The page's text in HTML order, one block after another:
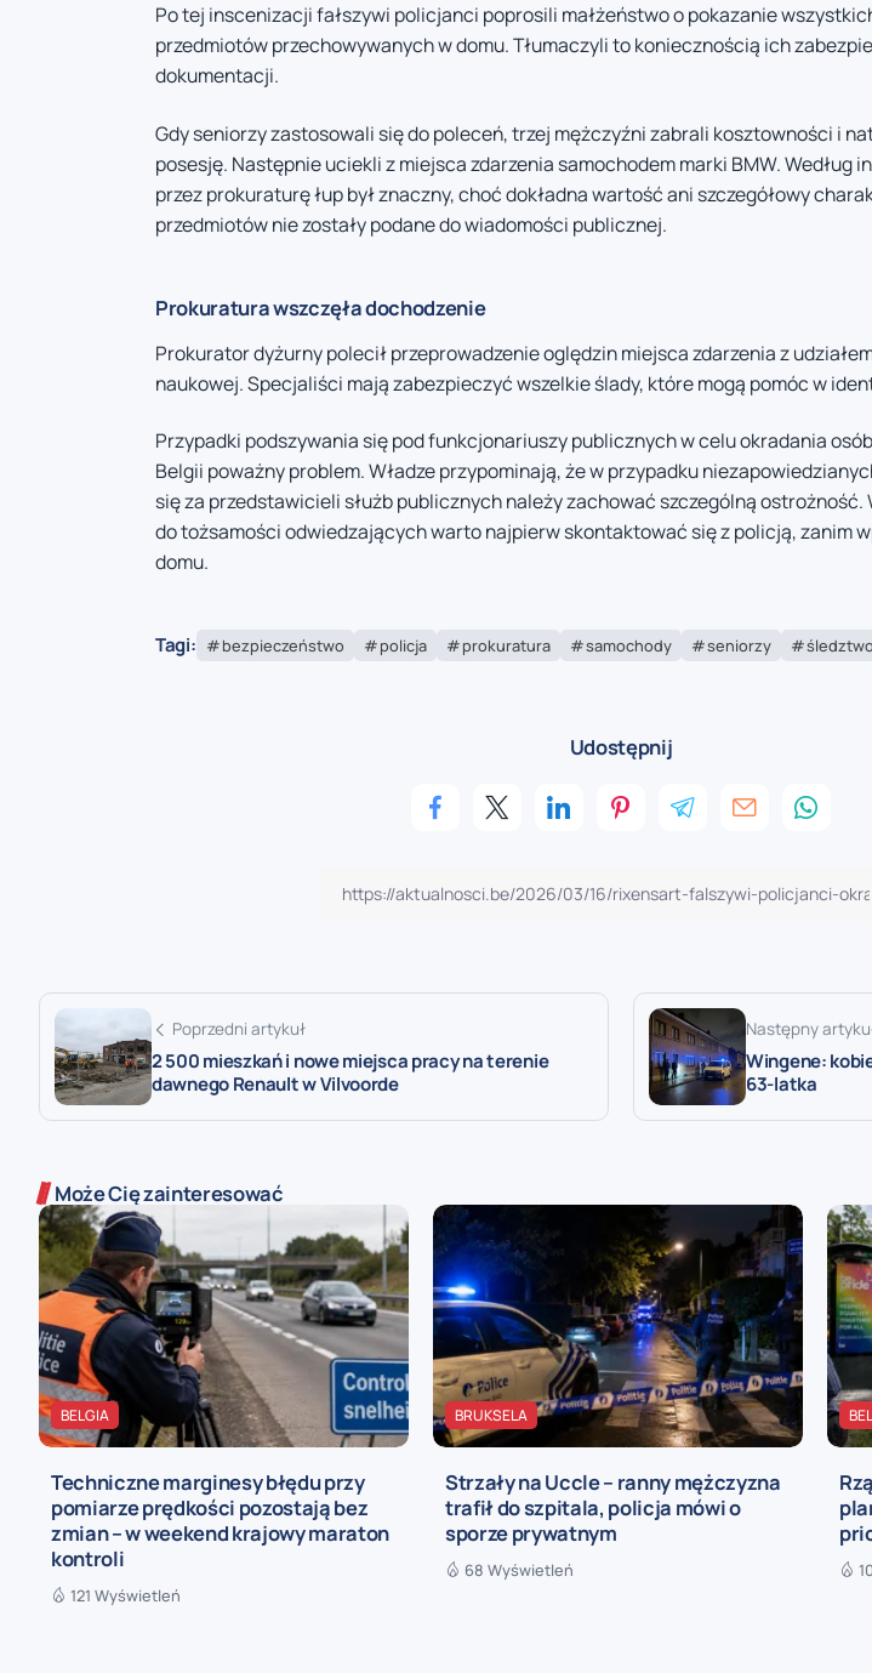
Po tej inscenizacji fałszywi policjanci poprosili małżeństwo o pokazanie
przedmiotów przechowywanych w domu. Tłumaczyli to koniecznością ich
dokumentacji.
Gdy seniorzy zastosowali się do poleceń, trzej mężczyźni zabrali kosztowności i
posesję. Następnie uciekli z miejsca zdarzenia samochodem marki BMW. Według
przez prokuraturę łup był znaczny, choć dokładna wartość ani szczegółowy
przedmiotów nie zostały podane do wiadomości publicznej.
Prokuratura wszczęła dochodzenie
Prokurator dyżurny polecił przeprowadzenie oględzin miejsca zdarzenia z
naukowej. Specjaliści mają zabezpieczyć wszelkie ślady, które mogą pomóc w
Przypadki podszywania się pod funkcjonariuszy publicznych w celu okradania
Belgii poważny problem. Władze przypominają, że w przypadku
się za przedstawicieli służb publicznych należy zachować szczególną
do tożsamości odwiedzających warto najpierw skontaktować się z policją, zanim
domu.
Tagi: bezpieczeństwo policja prokuratura samochody seniorzy śledztwo
Udostępnij
Poprzedni artykuł
2 500 mieszkań i nowe miejsca pracy na terenie
dawnego Renault w Vilvoorde
Następny
Wingene:
63-latka
Może Cię zainteresować
BELGIA
Techniczne marginesy błędu przy
pomiarze prędkości pozostają bez
zmian – w weekend krajowy maraton
kontroli
121 Wyświetleń
BRUKSELA
Strzały na Uccle – ranny mężczyzna
trafił do szpitala, policja mówi o
sporze prywatnym
68 Wyświetleń